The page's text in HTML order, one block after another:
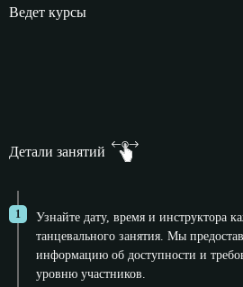
Ведет курсы
Детали занятий
1
Узнайте дату, время и инструктора
танцевального занятия. Мы
информацию об доступности и
уровню участников.